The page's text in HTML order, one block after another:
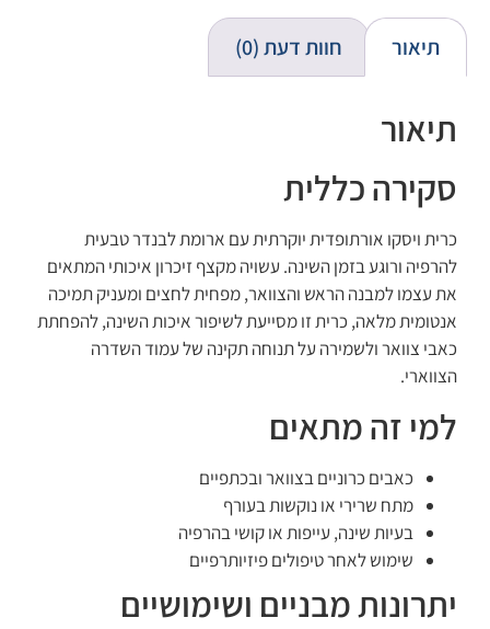
תיאור חוות דעת (0)
תיאור
סקירה כללית
כרית ויסקו אורתופדית יוקרתית עם ארומת לבנדר טבעית
להרפיה ורוגע בזמן השינה. עשויה מקצף זיכרון איכותי המתאים
את עצמו למבנה הראש והצוואר, מפחית לחצים ומעניק תמיכה
אנטומית מלאה, כרית זו מסייעת לשיפור איכות השינה, להפחתת
כאבי צוואר ולשמירה על תנוחה תקינה של עמוד השדרה
הצווארי.
למי זה מתאים
כאבים כרוניים בצוואר ובכתפיים
מתח שרירי או נוקשות בעורף
בעיות שינה, עייפות או קושי בהרפיה
שימוש לאחר טיפולים פיזיותרפיים
יתרונות מבניים ושימושיים